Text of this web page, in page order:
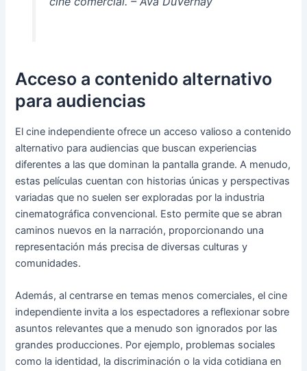
Acceso a contenido alternativo
para audiencias
El cine independiente ofrece un acceso valioso a contenido
alternativo para audiencias que buscan experiencias
diferentes a las que dominan la pantalla grande. A menudo,
estas películas cuentan con historias únicas y perspectivas
variadas que no suelen ser exploradas por la industria
cinematográfica convencional. Esto permite que se abran
caminos nuevos en la narración, proporcionando una
representación más precisa de diversas culturas y
comunidades.
Además, al centrarse en temas menos comerciales, el cine
independiente invita a los espectadores a reflexionar sobre
asuntos relevantes que a menudo son ignorados por las
grandes producciones. Por ejemplo, problemas sociales
como la identidad, la discriminación o la vida cotidiana en